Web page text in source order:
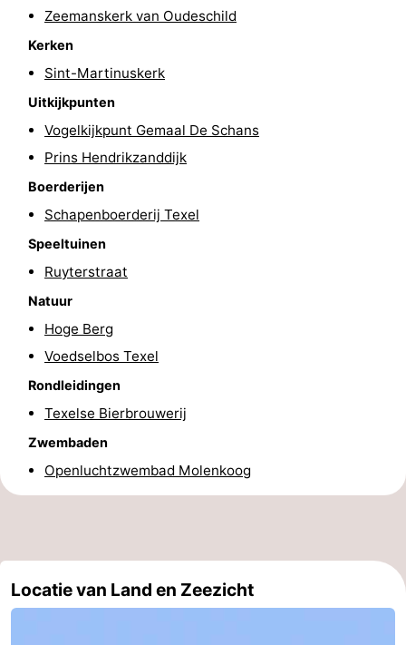
Kerken
Molens
Uitkijkpunten
Attracties
Rondvaarten
Boerderijen
Speeltuinen
Minigolfbanen
Natuur
Rondleidingen
Sporten
Zwembaden
Paardrijden
-
Zeemanskerk van Oudeschild
Kerken
Sint-Martinuskerk
Uitkijkpunten
Vogelkijkpunt Gemaal De Schans
Prins Hendrikzanddijk
Boerderijen
Schapenboerderij Texel
Speeltuinen
Ruyterstraat
Natuur
Hoge Berg
Voedselbos Texel
Rondleidingen
Texelse Bierbrouwerij
Zwembaden
Openluchtzwembad Molenkoog
Locatie van Land en Zeezicht